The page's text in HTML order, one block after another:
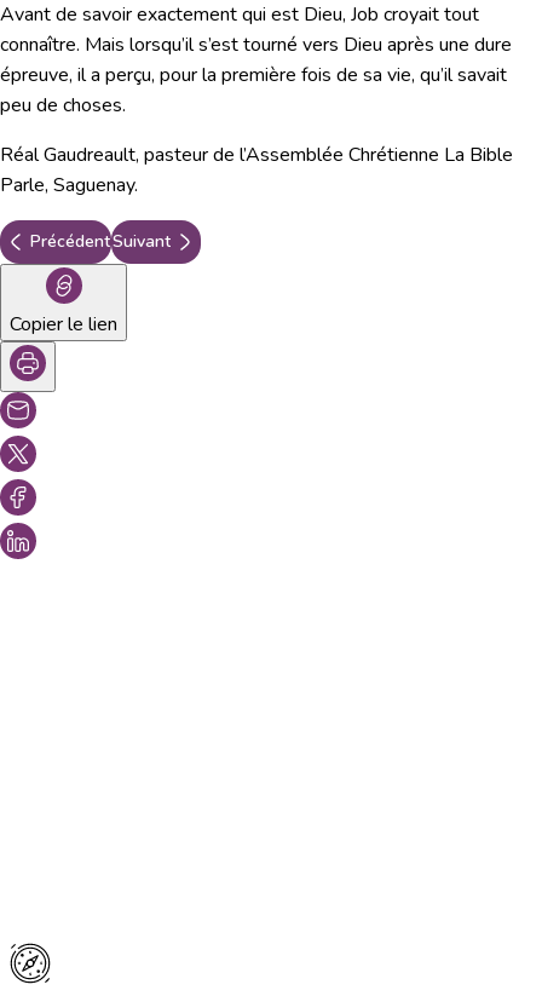
Avant de savoir exactement qui est Dieu, Job croyait tout
connaître. Mais lorsqu’il s’est tourné vers Dieu après une dure
épreuve, il a perçu, pour la première fois de sa vie, qu’il savait
peu de choses.
Réal Gaudreault, pasteur de l’Assemblée Chrétienne La Bible
Parle, Saguenay.
PrécédentSuivant
Copier le lien